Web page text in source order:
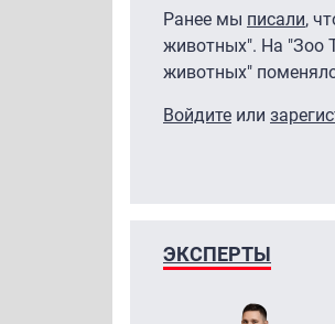
Ранее мы писали,
животных". На "Зоо
животных"
Войдите или
ЭКСПЕРТЫ